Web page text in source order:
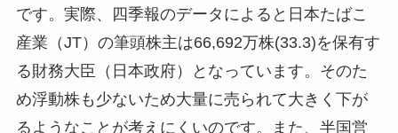
です。実際、四季報のデータによると 日本たばこ
産業（JT）の筆頭株主は66,692万株(33.3)を保有す
る財務大臣（日本政府）
となっています。そのた
め浮動株も少ないため大量に売られて大きく下が
るようなことが考えにくいのです。また、半国営